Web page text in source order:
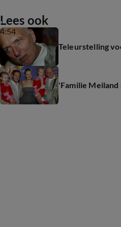
4:54
Lees ook
Teleurstelling
'Familie